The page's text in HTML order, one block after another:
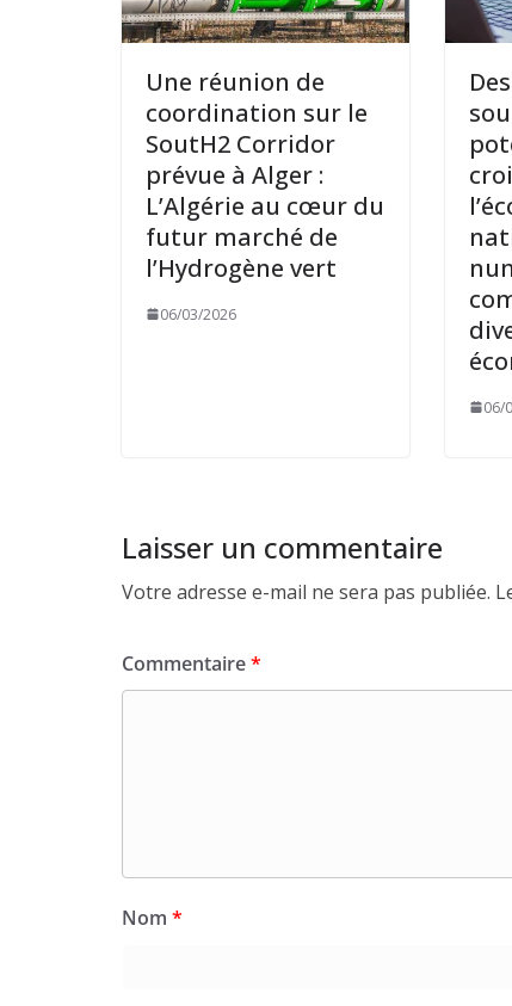
Une réunion de
coordination sur le
SoutH2 Corridor
prévue à Alger :
L’Algérie au cœur du
futur marché de
l’Hydrogène vert
06/03/2026
06/
Laisser un commentaire
Votre adresse e-mail ne sera pas publiée.
Commentaire*
Nom *